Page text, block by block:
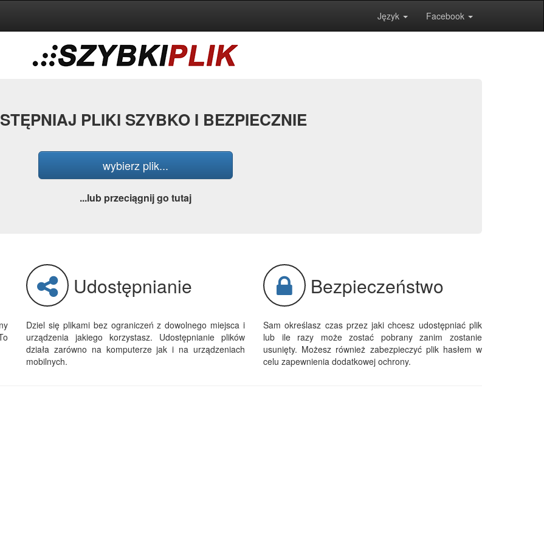
Język Facebook
PLIKI SZYBKO I BEZPIECZNIE
wybierz plik...
...lub przeciągnij go tutaj
Udostępnianie
Dziel się plikami bez ograniczeń z dowolnego miejsca i
urządzenia jakiego korzystasz. Udostępnianie plików
działa zarówno na komputerze jak i na urządzeniach
mobilnych.
Bezpieczeństwo
Sam określasz czas przez jaki chcesz udostępniać plik
lub ile razy może zostać pobrany zanim zostanie
usunięty. Możesz również zabezpieczyć plik hasłem w
celu zapewnienia dodatkowej ochrony.